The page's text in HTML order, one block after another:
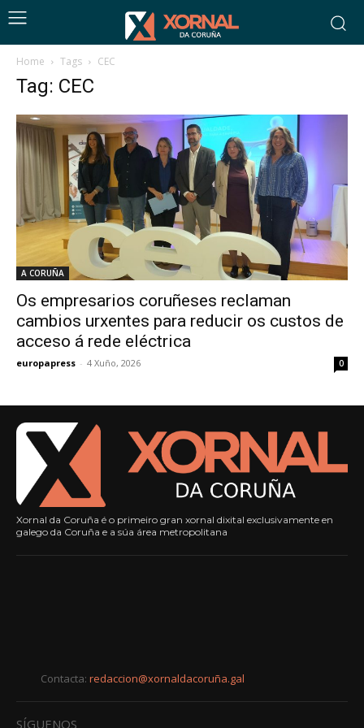
Home Tags CEC
Tag: CEC
A CORUÑA
Os empresarios coruñeses reclaman
cambios urxentes para reducir os custos de
acceso á rede eléctrica
europapress - 4 Xuño, 2026 0
Xornal da Coruña é o primeiro gran xornal dixital exclusivamente en
galego da Coruña e a súa área metropolitana
Contacta: redaccion@xornaldacoruña.gal
SÍGUENOS